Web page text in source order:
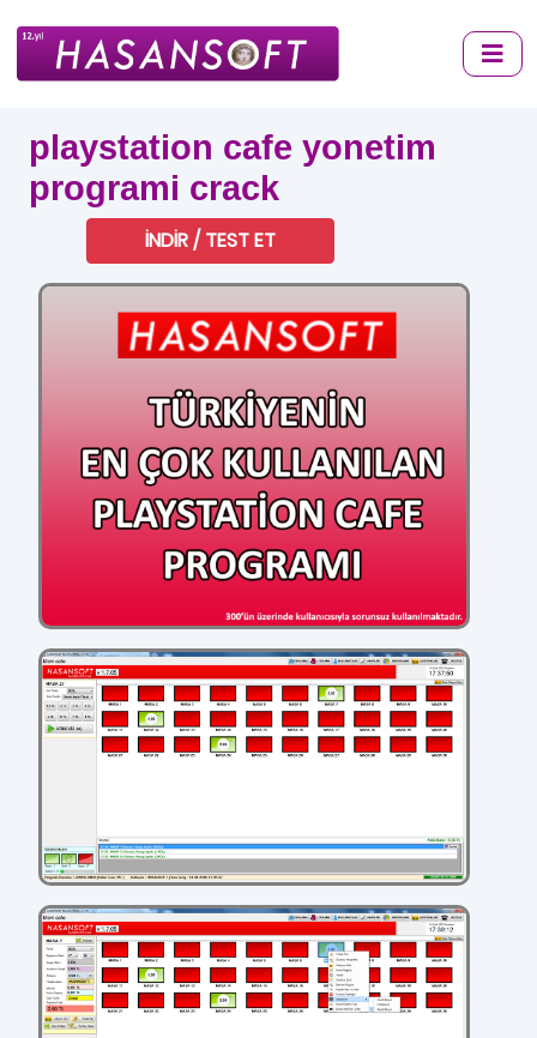
playstation cafe yonetim
programi crack
İNDİR / TEST ET